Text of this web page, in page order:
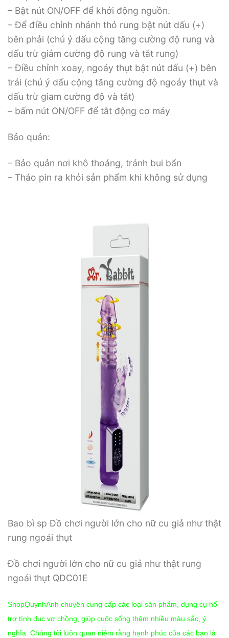
– Bật nút ON/OFF để khởi động nguồn.
– Để điều chỉnh nhánh thỏ rung bật nút dấu (+)
bên phải (chú ý dấu cộng tăng cường độ rung và
dấu trừ giảm cường độ rung và tắt rung)
– Điều chỉnh xoay, ngoáy thụt bật nút dấu (+) bên
trái (chú ý dấu cộng tăng cường độ ngoáy thụt và
dấu trừ giam cường độ và tắt)
– bấm nút ON/OFF để tắt động cơ máy
Bảo quản:
– Bảo quản nơi khô thoáng, tránh bui bẩn
– Tháo pin ra khỏi sản phẩm khi không sử dụng
Bao bì sp Đồ chơi người lớn cho nữ cu giả như thật
rung ngoái thụt
Đồ chơi người lớn cho nữ cu giả như thật rung
ngoái thụt QDC01E
ShopQuynhAnh chuyên cung cấp các loại sản phẩm, dụng cụ hổ
trợ tình dục vợ chồng, giúp cuộc sống thêm nhiều màu sắc, ý
nghĩa. Chúng tôi luôn quan niệm rằng hạnh phúc của các bạn là